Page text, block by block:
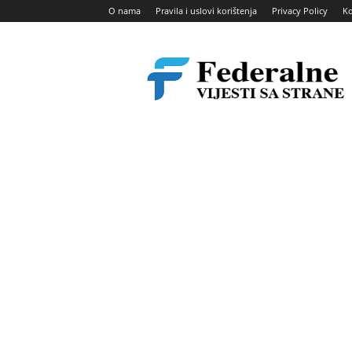
O nama Pravila i uslovi korištenja Privacy Policy
vijesti